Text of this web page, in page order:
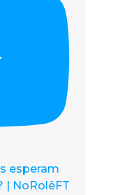
esperam
| NoRolêFT